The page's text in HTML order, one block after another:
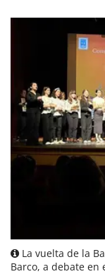
La vuelta de la
Barco, a debate en